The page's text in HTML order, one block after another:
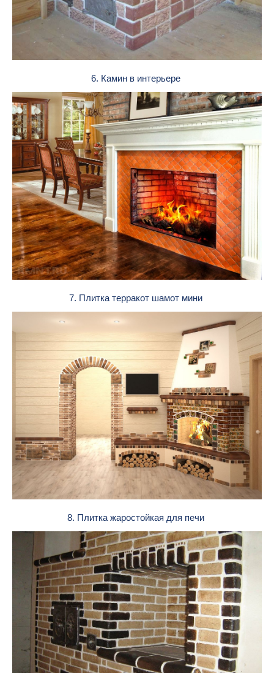
6. Камин в интерьере
7. Плитка терракот шамот мини
8. Плитка жаростойкая для печи